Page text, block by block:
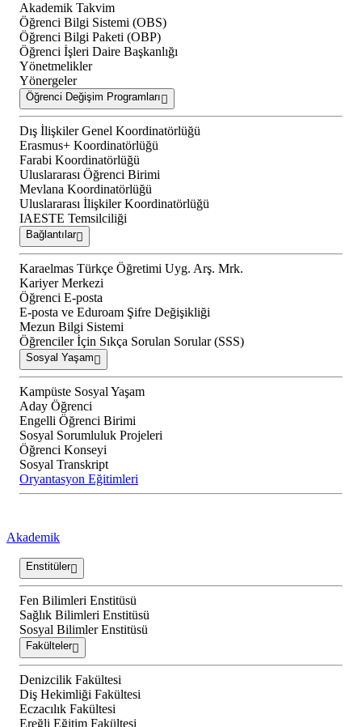
Akademik Takvim
Öğrenci Bilgi Sistemi (OBS)
Öğrenci Bilgi Paketi (OBP)
Öğrenci İşleri Daire Başkanlığı
Yönetmelikler
Yönergeler
Öğrenci Değişim Programları
Dış İlişkiler Genel Koordinatörlüğü
Erasmus+ Koordinatörlüğü
Farabi Koordinatörlüğü
Uluslararası Öğrenci Birimi
Mevlana Koordinatörlüğü
Uluslararası İlişkiler Koordinatörlüğü
IAESTE Temsilciliği
Bağlantılar
Karaelmas Türkçe Öğretimi Uyg. Arş. Mrk.
Kariyer Merkezi
Öğrenci E-posta
E-posta ve Eduroam Şifre Değişikliği
Mezun Bilgi Sistemi
Öğrenciler İçin Sıkça Sorulan Sorular (SSS)
Sosyal Yaşam
Kampüste Sosyal Yaşam
Aday Öğrenci
Engelli Öğrenci Birimi
Sosyal Sorumluluk Projeleri
Öğrenci Konseyi
Sosyal Transkript
Oryantasyon Eğitimleri
Akademik
Enstitüler
Fen Bilimleri Enstitüsü
Sağlık Bilimleri Enstitüsü
Sosyal Bilimler Enstitüsü
Fakülteler
Denizcilik Fakültesi
Diş Hekimliği Fakültesi
Eczacılık Fakültesi
Ereğli Eğitim Fakültesi